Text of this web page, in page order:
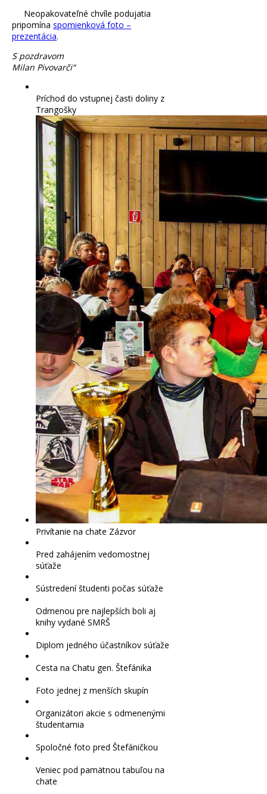
Neopakovateľné chvíle podujatia
pripomína spomienková foto –
prezentácia.
S pozdravom
Milan Pivovarči“
Príchod do vstupnej časti doliny z
Trangošky
Privítanie na chate Zázvor
Pred zahájením vedomostnej
súťaže
Sústredení študenti počas súťaže
Odmenou pre najlepších boli aj
knihy vydané SMRŠ
Diplom jedného účastníkov súťaže
Cesta na Chatu gen. Štefánika
Foto jednej z menších skupín
Organizátori akcie s odmenenými
študentamia
Spoločné foto pred Štefáničkou
Veniec pod pamätnou tabuľou na
chate